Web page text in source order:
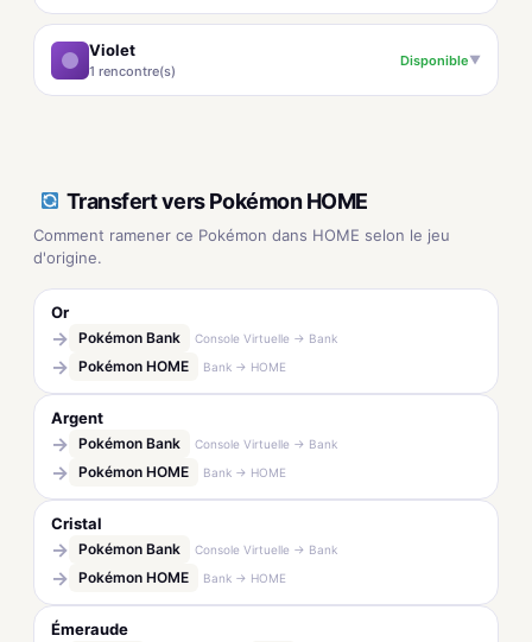
Violet
1 rencontre(s)
Disponible▼
Transfert vers Pokémon HOME
Comment ramener ce Pokémon dans HOME selon le jeu
d'origine.
Or
→ Pokémon Bank Console Virtuelle → Bank
→ Pokémon HOME Bank → HOME
Argent
→ Pokémon Bank Console Virtuelle → Bank
→ Pokémon HOME Bank → HOME
Cristal
→ Pokémon Bank Console Virtuelle → Bank
→ Pokémon HOME Bank → HOME
Émeraude